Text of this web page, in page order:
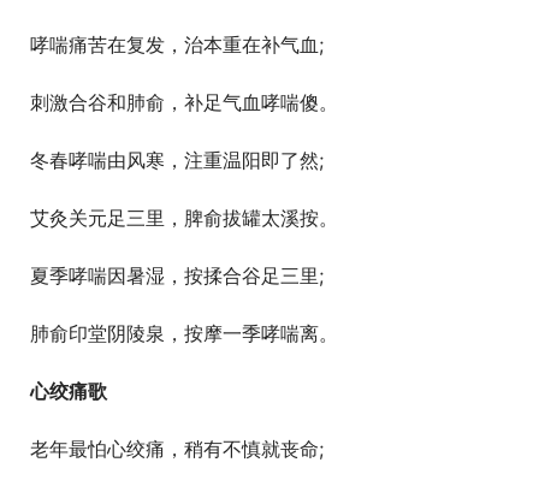
  哮喘痛苦在复发，治本重在补气血;
  刺激合谷和肺俞，补足气血哮喘傻。
  冬春哮喘由风寒，注重温阳即了然;
  艾灸关元足三里，脾俞拔罐太溪按。
  夏季哮喘因暑湿，按揉合谷足三里;
  肺俞印堂阴陵泉，按摩一季哮喘离。
心绞痛歌
  老年最怕心绞痛，稍有不慎就丧命;